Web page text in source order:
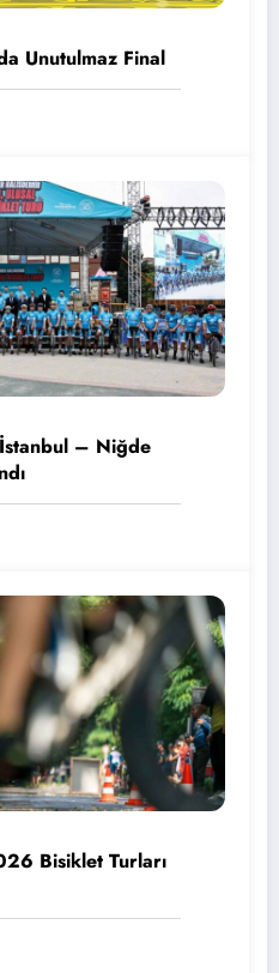
Unutulmaz Final
– Niğde
Bisiklet Turları